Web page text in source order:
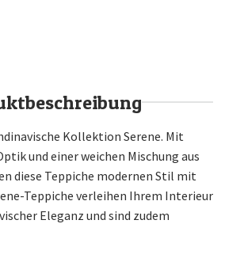
Kollektion Serene. Mit
und einer weichen Mischung aus
diese Teppiche modernen Stil mit
Teppiche verleihen Ihrem Interieur
Eleganz und sind zudem